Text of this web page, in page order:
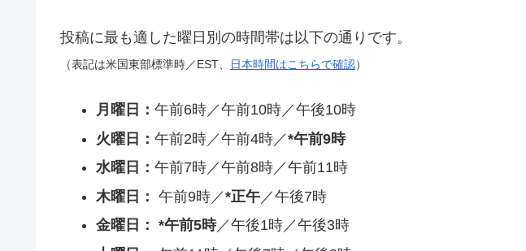
投稿に最も適した曜日別の時間帯は以下の通りです。
（表記は米国東部標準時／EST、 日本時間はこちらで確認）
月曜日： 午前6時／午前10時／午後10時
火曜日： 午前2時／午前4時／*午前9時
水曜日： 午前7時／午前8時／午前11時
木曜日： 午前9時／*正午／午後7時
金曜日： *午前5時／午後1時／午後3時